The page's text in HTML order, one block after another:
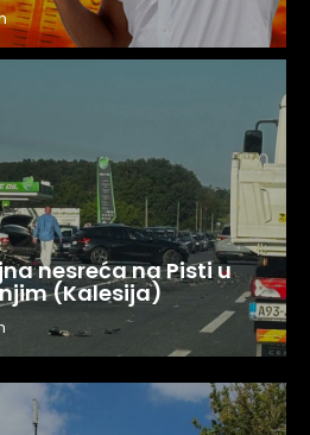
nesreća na Pisti u
(Kalesija)